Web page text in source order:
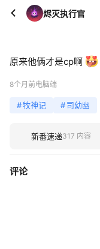
烬灭执行官
原来他俩才是cp啊
8个月前电脑端
#牧神记 #司幼幽
新番速递317 内容
评论